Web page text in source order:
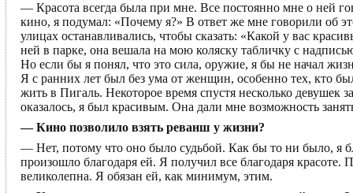
— Красота всегда была при мне. Все постоянно мне о ней
кино, я подумал: «Почему я?» В ответ же мне говорили об
улицах останавливались, чтобы сказать: «Какой у вас
ней в парке, она вешала на мою коляску табличку с
Но если бы я понял, что это сила, оружие, я бы не начал
Я с ранних лет был без ума от женщин, особенно тех, кто
жить в Пигаль. Некоторое время спустя несколько
оказалось, я был красивым. Она дали мне возможность
— Кино позволило взять реванш у жизни?
— Нет, потому что оно было судьбой. Как бы то ни было, я
произошло благодаря ей. Я получил все благодаря
великолепна. Я обязан ей, как минимум, этим.